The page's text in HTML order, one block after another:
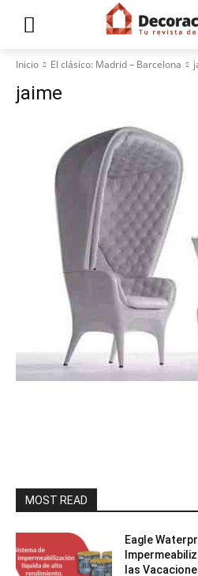
Inicio El clásico: Madrid – Barcelona
jaime
MOST READ
Eagle
las